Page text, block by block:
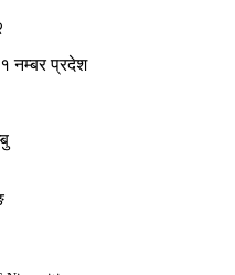
नम्बर प्रदेश